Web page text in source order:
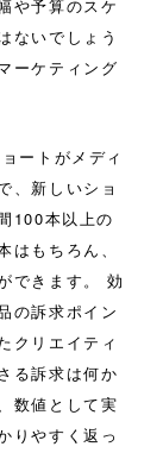
や予算のスケ
ないでしょう
ーケティング
ートがメディ
、新しいショ
100本以上の
もちろん、
できます。 効
の訴求ポイン
クリエイティ
る訴求は何か
数値として実
りやすく返っ